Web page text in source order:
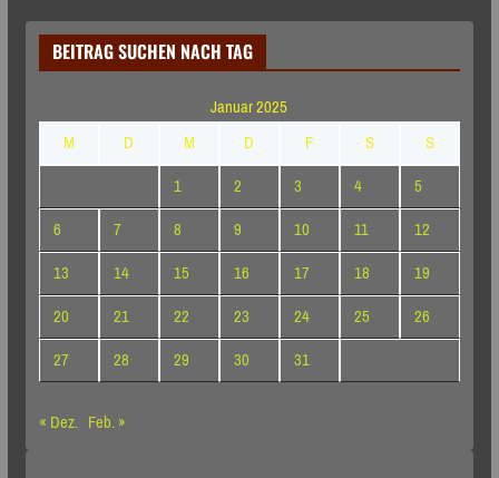
BEITRAG SUCHEN NACH TAG
Januar 2025
M
D M D F S
S
1
2 3 4
5
6
7 8 9 10 11
12
13
14 15 16 17 18
19
20
21 22 23 24 25
26
27
28 29 30
31
« Dez. Feb. »